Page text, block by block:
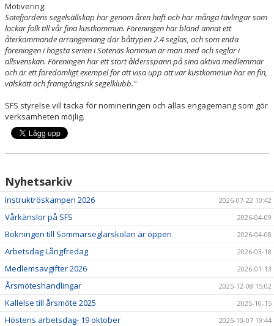
KLUBBHUS
SPONSORER
Motivering:
Sotefjordens segelsällskap har genom åren haft och har många tävlingar som
lockar folk till vår fina kustkommun. Föreningen har bland annat ett
återkommande arrangemang där båttypen 2.4 seglas, och som enda
föreningen i högsta serien i Sotenäs kommun är man med och seglar i
allsvenskan. Föreningen har ett stort åldersspann på sina aktiva medlemmar
och är ett föredömligt exempel för att visa upp att var kustkommun har en fin,
välskött och framgångsrik segelklubb."
SFS styrelse vill tacka för nomineringen och allas engagemang som gör
verksamheten möjlig.
Nyhetsarkiv
Instruktröskampen 2026 2026-07-22 10:42
Vårkänslor på SFS 2026-04-09
Bokningen till Sommarseglarskolan är öppen 2026-04-08
Arbetsdag Långfredag 2026-03-18
Medlemsavgifter 2026 2026-01-13
Årsmöteshandlingar 2025-12-08 15:02
Kallelse till årsmöte 2025 2025-10-15
Höstens arbetsdag- 19 oktober 2025-10-07 19:44